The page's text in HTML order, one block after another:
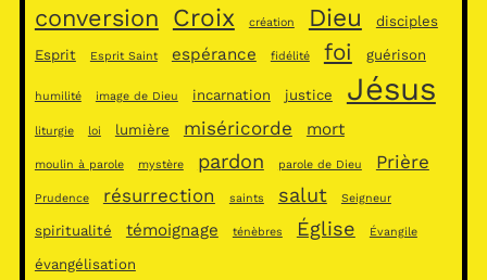
conversion Croix création Dieu disciples
Esprit Esprit Saint espérance fidélité foi guérison
humilité image de Dieu incarnation justice Jésus
liturgie loi lumière miséricorde mort
moulin à parole mystère pardon parole de Dieu Prière
Prudence résurrection saints salut Seigneur
spiritualité témoignage ténèbres Église Évangile
évangélisation